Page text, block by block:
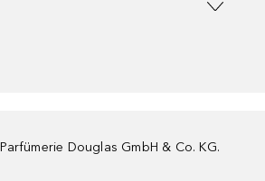
Parfümerie Douglas GmbH & Co. KG.